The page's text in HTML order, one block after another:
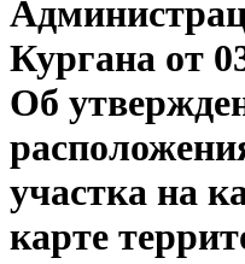
Кургана от
Об
участка на
карте